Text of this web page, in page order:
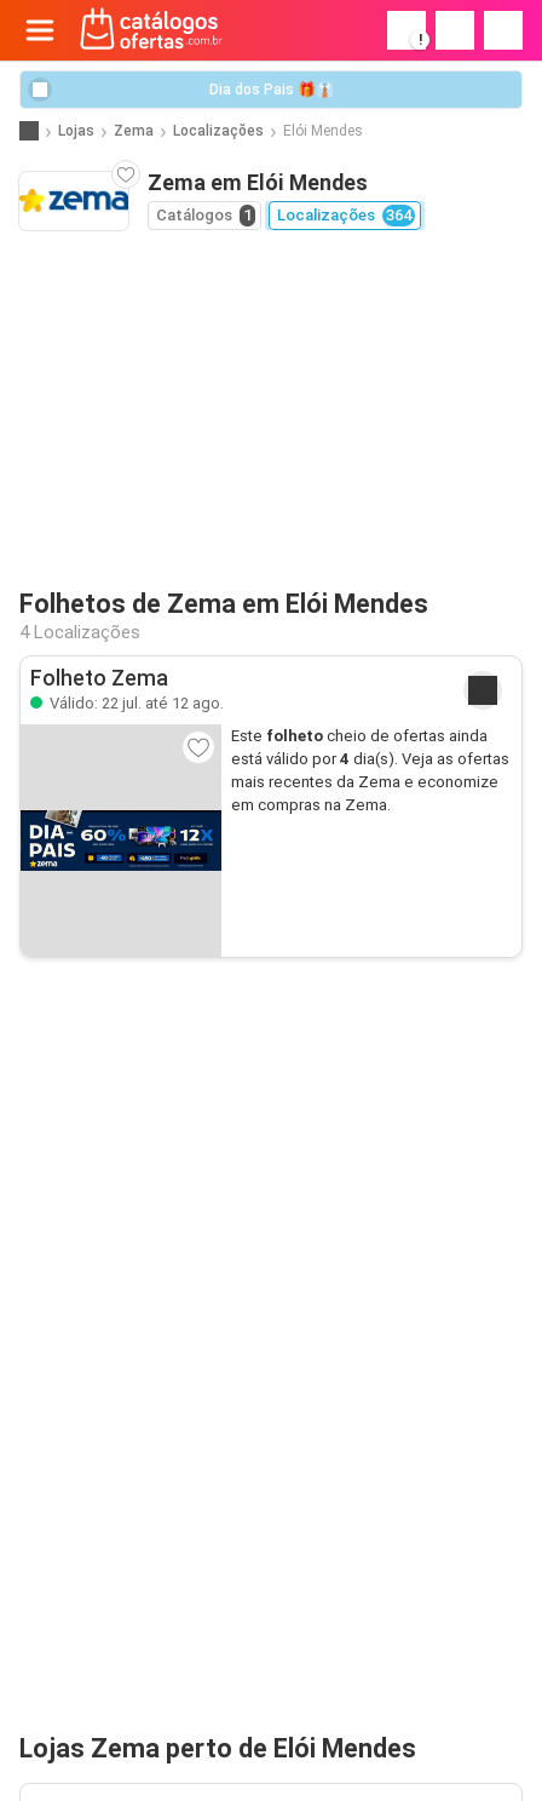
!
Dia dos Pais 🎁👔
Lojas Zema Localizações Elói Mendes
Zema em Elói Mendes
Catálogos 1 Localizações 364
Folhetos de Zema em Elói Mendes
4 Localizações
Folheto Zema
Válido: 22 jul. até 12 ago.
Este folhetocheio de ofertas ainda
está válido por4 dia(s). Veja as ofertas
mais recentes da Zema e economize
em compras na Zema.
Lojas Zema perto de Elói Mendes